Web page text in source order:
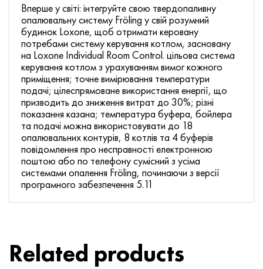
Вперше у світі: інтегруйте свою твердопаливну
опалювальну систему Fröling у свій розумний
будинок Loxone, щоб отримати керовану
потребами систему керування котлом, засновану
на Loxone Individual Room Control. цільова система
керування котлом з урахуванням вимог кожного
приміщення; точне вимірювання температури
подачі; цілеспрямоване використання енергії, що
призводить до зниження витрат до 30%; різні
показання казана; температура буфера, бойлера
та подачі можна використовувати до 18
опалювальних контурів, 8 котлів та 4 буферів
повідомлення про несправності електронною
поштою або по телефону сумісний з усіма
системами опалення Fröling, починаючи з версії
програмного забезпечення 5.11
Related products